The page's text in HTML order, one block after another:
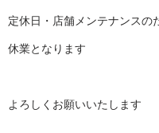
定休日・店舗メンテナンスの
休業となります
よろしくお願いいたします